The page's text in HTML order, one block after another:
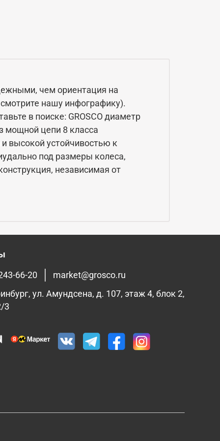
чем ориентация на
нашу инфографику).
в поиске: GROSCO диаметр
мощной цепи 8 класса
высокой устойчивостью к
под размеры колеса,
независимая от
66-20
market@grosco.ru
ул. Амундсена, д. 107, этаж 4, блок 2,
3